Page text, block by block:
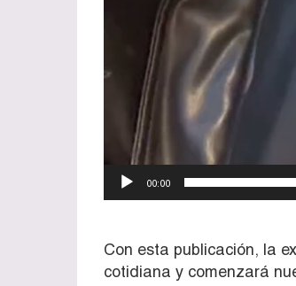
00:00
Con esta publicación, la
cotidiana y comenzará